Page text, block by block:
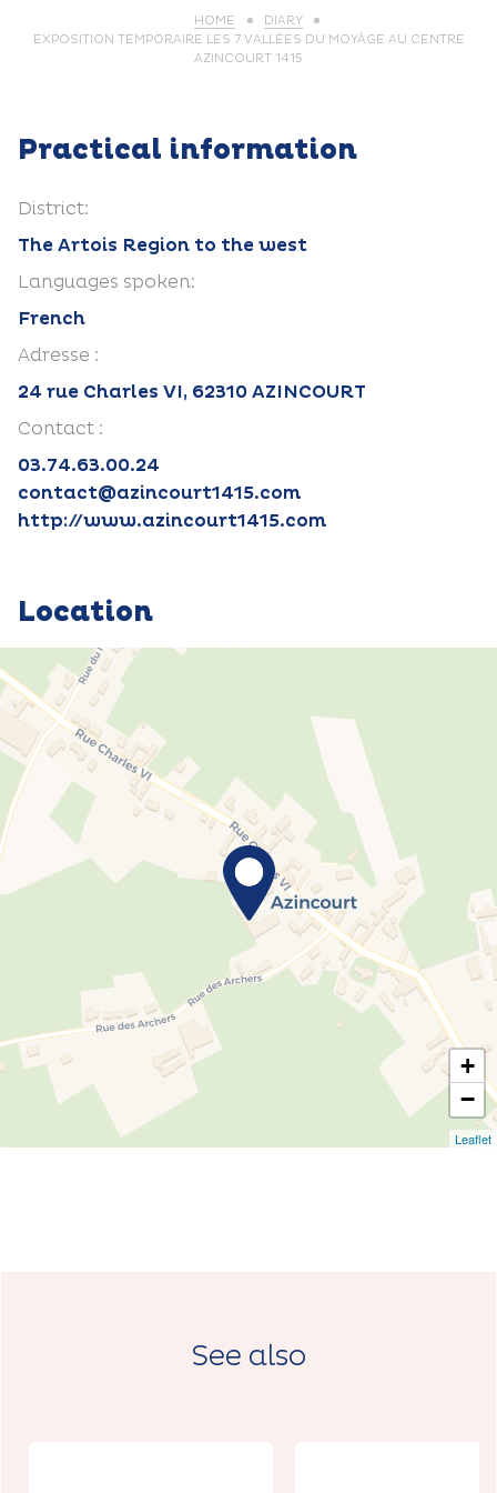
HOME
DIARY
EXPOSITION TEMPORAIRE LES 7 VALLÉES DU MOYÂGE AU CENTRE
AZINCOURT 1415
Practical information
District:
The Artois Region to the west
Languages spoken:
French
Adresse :
24 rue Charles VI, 62310 AZINCOURT
Contact :
03.74.63.00.24
contact@azincourt1415.com
http://www.azincourt1415.com
Location
+
−
Leaflet
See also